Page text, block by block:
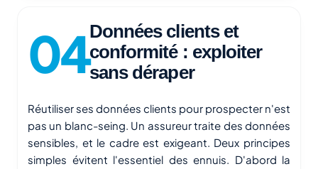
Données clients et
conformité : exploiter
sans déraper
Réutiliser ses données clients pour prospecter n'est
pas un blanc-seing. Un assureur traite des données
sensibles, et le cadre est exigeant. Deux principes
simples évitent l'essentiel des ennuis. D'abord la